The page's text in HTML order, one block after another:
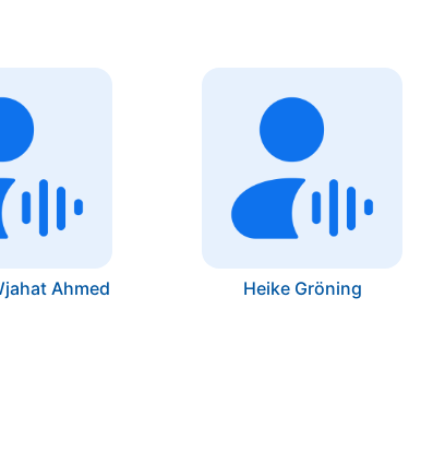
Ahmed Heike Gröning